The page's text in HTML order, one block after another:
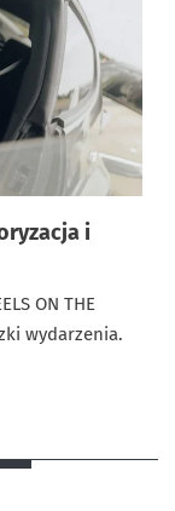
i
ON THE
wydarzenia.